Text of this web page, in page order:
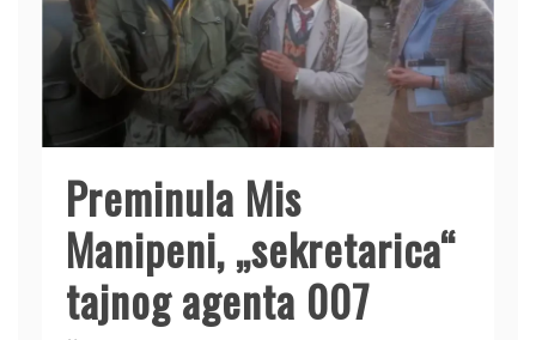
Preminula Mis
Manipeni, „sekretarica“
tajnog agenta 007